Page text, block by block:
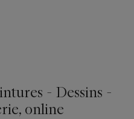
- Dessins -
online